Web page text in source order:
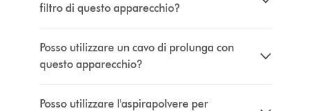
filtro di questo apparecchio?
Posso utilizzare un cavo di prolunga con
questo apparecchio?
Posso utilizzare l'aspirapolvere per